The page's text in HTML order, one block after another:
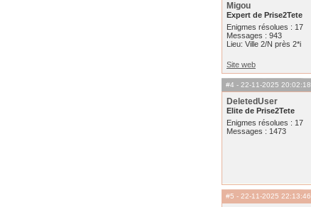
Migou
Expert de Prise2Tete
Enigmes résolues : 17
Messages : 943
Lieu: Ville 2/N près 2*i
Site web
#4 - 22-11-2025 20:02:18
DeletedUser
Elite de Prise2Tete
Enigmes résolues : 17
Messages : 1473
#5 - 22-11-2025 22:13:46